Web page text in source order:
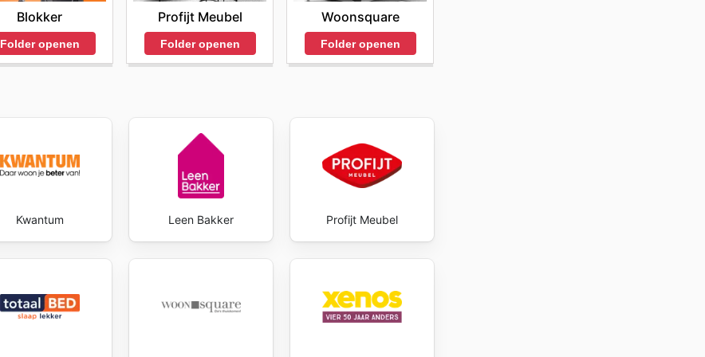
Blokker
Folder openen
Profijt Meubel
Folder openen
Woonsquare
Folder openen
Kwantum Leen Bakker Profijt Meubel